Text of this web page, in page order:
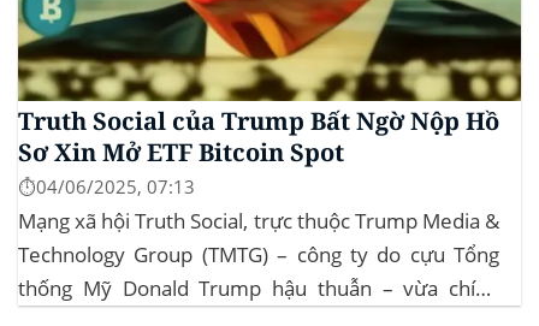
Truth Social của Trump Bất Ngờ Nộp Hồ
Sơ Xin Mở ETF Bitcoin Spot
⏱️04/06/2025, 07:13
Mạng xã hội Truth Social, trực thuộc Trump Media &
Technology Group (TMTG) – công ty do cựu Tổng
thống Mỹ Donald Trump hậu thuẫn – vừa chính